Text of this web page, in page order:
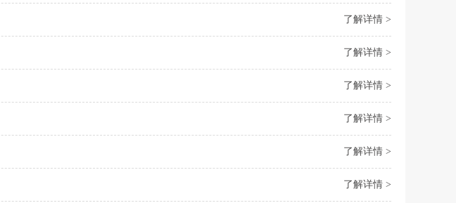
了解详情 >
了解详情 >
了解详情 >
了解详情 >
了解详情 >
了解详情 >